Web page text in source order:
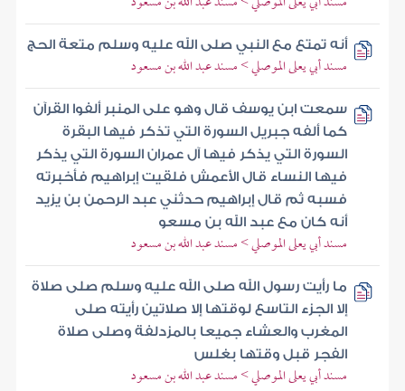
أنه تمتع مع النبي صلى الله عليه وسلم متعة الحج
مسند أبي يعلى الموصلي > مسند عبد الله بن مسعود
سمعت ابن يوسف قال وهو على المنبر ألفوا القرآن
كما ألفه جبريل السورة التي تذكر فيها البقرة
السورة التي يذكر فيها آل عمران السورة التي يذكر
فيها النساء قال الأعمش فلقيت إبراهيم فأخبرته
فسبه ثم قال إبراهيم حدثني عبد الرحمن بن يزيد
أنه كان مع عبد الله بن مسعو
مسند أبي يعلى الموصلي > مسند عبد الله بن مسعود
ما رأيت رسول الله صلى الله عليه وسلم صلى صلاة
إلا الجزء التاسع لوقتها إلا صلاتين رأيته صلى
المغرب والعشاء جميعا بالمزدلفة وصلى صلاة
الفجر قبل وقتها بغلس
مسند أبي يعلى الموصلي > مسند عبد الله بن مسعود